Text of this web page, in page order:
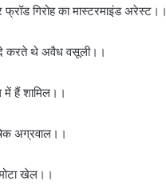
फ्रॉड गिरोह का मास्टरमाइंड अरेस्ट।।
दे करते थे अवैध वसूली।।
में हैं शामिल।।
अग्रवाल।।
खेल।।